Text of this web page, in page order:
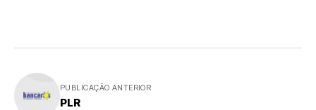
PUBLICAÇÃO ANTERIOR
PLR